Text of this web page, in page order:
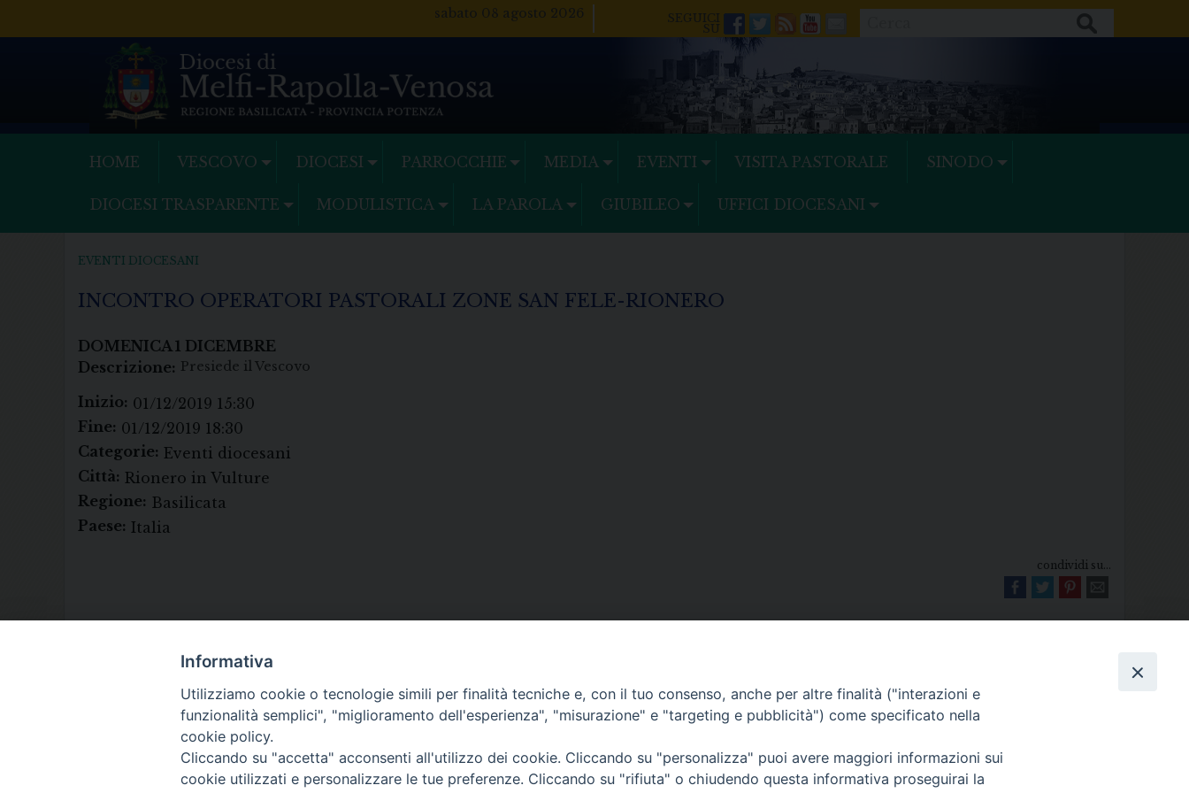
sabato 08 agosto 2026
Facebook
Twitter
FeedsYoutube
Mail
HOME VESCOVO DIOCESI PARROCCHIE MEDIA EVENTI VISITA PASTORALE SINODO
DIOCESI TRASPARENTE MODULISTICA LA PAROLA GIUBILEO UFFICI DIOCESANI
EVENTI DIOCESANI
INCONTRO OPERATORI PASTORALI ZONE SAN FELE-RIONERO
DOMENICA 1 DICEMBRE
Descrizione: Presiede il Vescovo
Inizio: 01/12/2019 15:30
Fine: 01/12/2019 18:30
Categorie: Eventi diocesani
Città: Rionero in Vulture
Regione: Basilicata
Paese: Italia
condividi su...
• Largo Duomo, 12 - 85025 MELFI (PZ) • Tel. 0972238604
Informativa
Utilizziamo cookie o tecnologie simili per finalità tecniche e, con il tuo consenso, anche per altre finalità ("interazioni e
funzionalità semplici", "miglioramento dell'esperienza", "misurazione" e "targeting e pubblicità") come specificato nella
cookie policy.
Cliccando su "accetta" acconsenti all'utilizzo dei cookie. Cliccando su "personalizza" puoi avere maggiori informazioni sui
cookie utilizzati e personalizzare le tue preferenze. Cliccando su "rifiuta" o chiudendo questa informativa proseguirai la